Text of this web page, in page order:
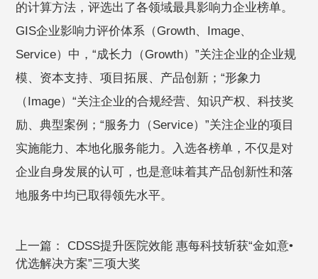
的计算方法，评选出了各领域最具影响力企业榜单。
GIS企业影响力评价体系（Growth、Image、
Service）中，“成长力（Growth）”关注企业的企业规
模、资本支持、项目拓展、产品创新；“形象力
（Image）“关注企业的合规经营、知识产权、科技奖
励、典型案例；“服务力（Service）”关注企业的项目
实施能力、本地化服务能力。入选各榜单，不仅是对
企业自身发展的认可，也是意味着其产品创新性和落
地服务中均已取得领先水平。
上一篇： CDSS提升医院效能 惠每科技斩获“金如意•
优选解决方案”三项大奖